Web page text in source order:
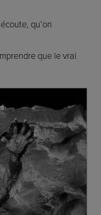
qu’on
que le vrai